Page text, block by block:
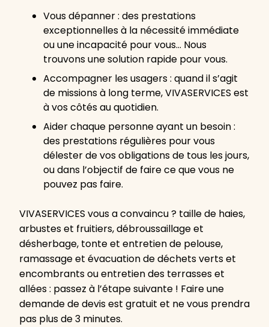
Vous dépanner : des prestations
exceptionnelles à la nécessité immédiate
ou une incapacité pour vous… Nous
trouvons une solution rapide pour vous.
Accompagner les usagers : quand il s’agit
de missions à long terme, VIVASERVICES est
à vos côtés au quotidien.
Aider chaque personne ayant un besoin :
des prestations régulières pour vous
délester de vos obligations de tous les jours,
ou dans l’objectif de faire ce que vous ne
pouvez pas faire.
VIVASERVICES vous a convaincu ? taille de haies,
arbustes et fruitiers, débroussaillage et
désherbage, tonte et entretien de pelouse,
ramassage et évacuation de déchets verts et
encombrants ou entretien des terrasses et
allées : passez à l’étape suivante ! Faire une
demande de devis est gratuit et ne vous prendra
pas plus de 3 minutes.